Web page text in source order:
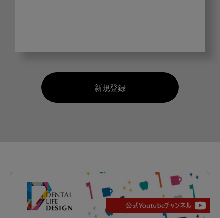
新規登録